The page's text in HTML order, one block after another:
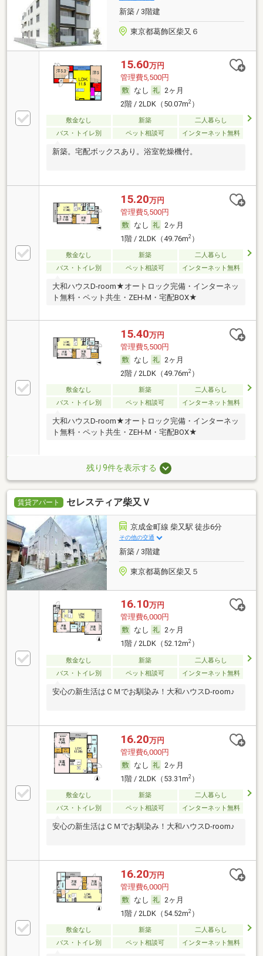
新築 / 3階建
東京都葛飾区柴又６
15.60万円
管理費5,500円
なし
2ヶ月
2階 / 2LDK（50.07m2）
敷金なし 新築
二人暮らし
バス・トイレ別
ペット相談可 インターネット無料
新築。宅配ボックスあり。浴室乾燥機付。
15.20万円
管理費5,500円
なし
2ヶ月
1階 / 2LDK（49.76m2）
敷金なし 新築
二人暮らし
バス・トイレ別
ペット相談可 インターネット無料
大和ハウスD-room★オートロック完備・インターネッ
ト無料・ペット共生・ZEH-M・宅配BOX★
15.40万円
管理費5,500円
なし
2ヶ月
2階 / 2LDK（49.76m2）
敷金なし 新築
二人暮らし
バス・トイレ別
ペット相談可 インターネット無料
大和ハウスD-room★オートロック完備・インターネッ
ト無料・ペット共生・ZEH-M・宅配BOX★
残り9件を表示する
賃貸アパート セレスティア柴又Ｖ
京成金町線 柴又駅 徒歩6分
その他の交通
新築 / 3階建
東京都葛飾区柴又５
16.10万円
管理費6,000円
なし
2ヶ月
1階 / 2LDK（52.12m2）
敷金なし 新築
二人暮らし
バス・トイレ別
ペット相談可 インターネット無料
安心の新生活はＣＭでお馴染み！大和ハウスD-room♪
16.20万円
管理費6,000円
なし
2ヶ月
1階 / 2LDK（53.31m2）
敷金なし 新築
二人暮らし
バス・トイレ別
ペット相談可 インターネット無料
安心の新生活はＣＭでお馴染み！大和ハウスD-room♪
16.20万円
管理費6,000円
なし
2ヶ月
1階 / 2LDK（54.52m2）
敷金なし 新築
二人暮らし
バス・トイレ別
ペット相談可 インターネット無料